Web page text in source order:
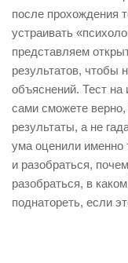
после прохождения
устраивать
представляем
результатов, чтобы
объяснений. Тест
сами сможете
результаты, а не
ума оценили именно
и разобраться,
разобраться, в
поднатореть, если